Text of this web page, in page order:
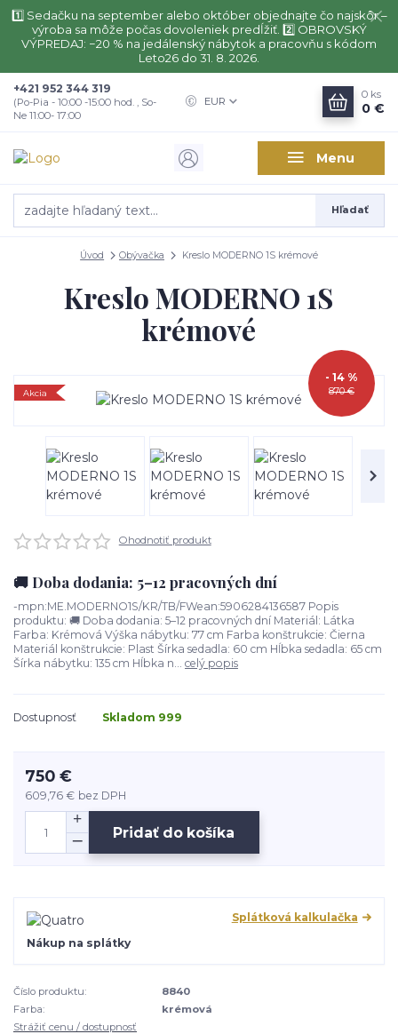
1️⃣ Sedačku na september alebo október objednajte čo najskôr –
výroba sa môže počas dovoleniek predĺžiť. 2️⃣ OBROVSKÝ
VÝPREDAJ: −20 % na jedálenský nábytok a pracovňu s kódom
Leto26 do 31. 8. 2026.
Menu
EUR
Hľadať
+421 952 344 319
(Po-Pia - 10:00 -15:00 hod. , So-
Ne 11:00- 17:00
0 ks
0 €
Úvod Obývačka Kreslo MODERNO 1S krémové
Kreslo MODERNO 1S
krémové
Akcia 870 €
- 14 %
Ohodnotiť produkt
🚚 Doba dodania: 5–12 pracovných dní
-mpn:ME.MODERNO1S/KR/TB/FWean:5906284136587 Popis
produktu: 🚚 Doba dodania: 5–12 pracovných dní Materiál: Látka
Farba: Krémová Výška nábytku: 77 cm Farba konštrukcie: Čierna
Materiál konštrukcie: Plast Šírka sedadla: 60 cm Hĺbka sedadla: 65 cm
Šírka nábytku: 135 cm Hĺbka n... celý popis
Dostupnosť Skladom 999
750 €
609,76 € bez DPH
Pridať do košíka
Splátková kalkulačka
Nákup na splátky
Číslo produktu:
8840
Farba:
krémová
Strážiť cenu / dostupnosť